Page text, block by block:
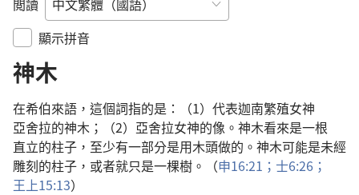
閲讀
顯示拼音
神木
在希伯來語 ， 這個詞指的是 ：（1） 代表迦南繁殖女神
亞舍拉的神木 ；（2） 亞舍拉女神的像 。 神木看來是一根
直立的柱子 ， 至少有一部分是用木頭做的 。 神木可能是未經
雕刻的柱子 ， 或者就只是一棵樹 。（申16:21； 士6:26；
王上15:13）